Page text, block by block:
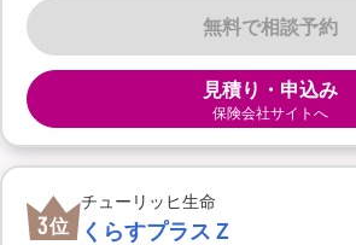
無料で相談予約
見積り・申込み
保険会社サイトへ
3位
チューリッヒ生命
くらすプラスＺ